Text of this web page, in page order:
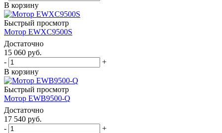
В корзину
Быстрый просмотр
Мотор EWXC9500S
Достаточно
15 060 руб.
-
+
В корзину
Быстрый просмотр
Мотор EWB9500-Q
Достаточно
17 540 руб.
-
+